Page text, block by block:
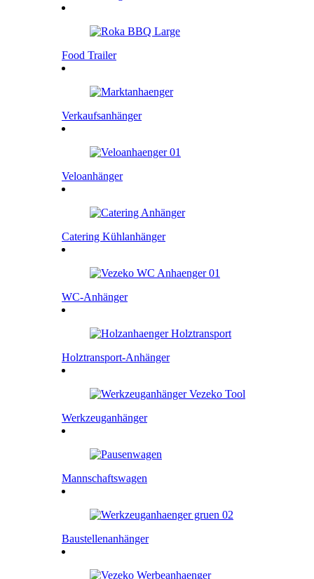
Food Trailer
Verkaufsanhänger
Veloanhänger
Catering Kühlanhänger
WC-Anhänger
Holztransport-Anhänger
Werkzeuganhänger
Mannschaftswagen
Baustellenanhänger